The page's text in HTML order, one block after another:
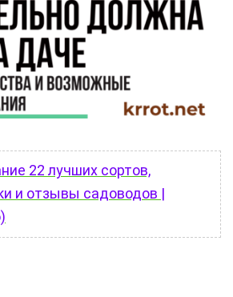
22 лучших сортов,
и отзывы садоводов |